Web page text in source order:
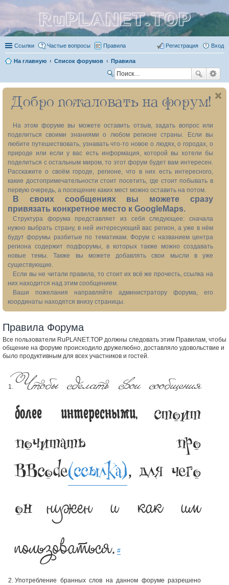
RuPLANET.TOP
Ссылки Частые вопросы Правила Вход
Регистрация
На главную Список форумов Правила
ск
Добро пожаловать на форум!
На этом форуме вы можете оставить отзыв, задать вопрос или
поделиться своими знаниями о любом регионе страны. Если вы
любите путешествовать, узнавать что-то новое о людях, о городах, о
природе или если у вас есть информация, которой вы хотели бы
поделиться с остальным миром, то этот форум будет вам интересен.
Расскажите о своём городе, регионе, что в них есть интересного,
какие достопримечательности стоит посетить, где стоит побывать в
первую очередь, а посещение каких мест можно оставить на потом.
В своих сообщениях вы можете сразу
привязать конкретное место к GoogleMaps.
Структура форума представляет из себя следующее: сначала
нужно выбрать страну, в ней интересующий вас регион, а уже в нём
будут форумы разбитые по тематикам. Форум с названием центра
региона содержит подфорумы, в которых также можно создавать
новые темы. Также вы можете добавлять свои мысли в уже
существующие.
Если вы не читали правила, то стоит их всё же прочесть, ссылка на
них находится над этим сообщением.
Ваши пожелания направляйте администратору форума, его
координаты находятся внизу страницы.
Правила Форума
Все пользователи RuPLANET.TOP должны следовать этим Правилам, чтобы
общение на форуме происходило дружелюбно, доставляло удовольствие и
было продуктивным для всех участников и гостей.
Чтобы сделать свои сообщения
более интересными,
стоит
почитать про
BBcode(ссылка), для чего
он нужен и как им
пользоваться. #
Употребление бранных слов на данном форуме разрешено